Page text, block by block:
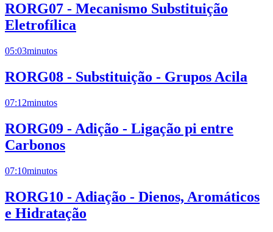
RORG07 - Mecanismo Substituição
Eletrofílica
05:03minutos
RORG08 - Substituição - Grupos Acila
07:12minutos
RORG09 - Adição - Ligação pi entre
Carbonos
07:10minutos
RORG10 - Adiação - Dienos, Aromáticos
e Hidratação